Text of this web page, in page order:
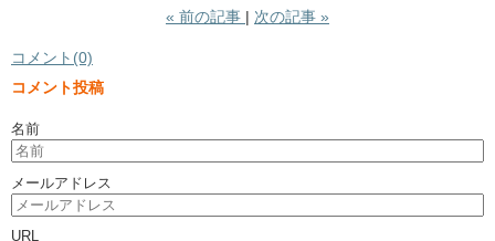
« 前の記事 次の記事 »
コメント(0)
コメント投稿
名前
メールアドレス
URL